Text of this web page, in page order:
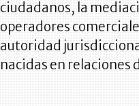
ciudadanos, la
operadores
autoridad
nacidas en relaciones